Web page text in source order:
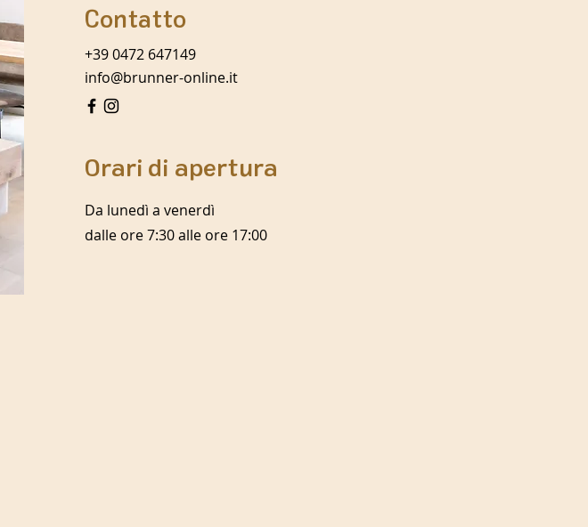
Contatto
+39 0472 647149
info@brunner-online.it
Orari di apertura
Da lunedì a venerdì
dalle ore 7:30 alle ore 17:00